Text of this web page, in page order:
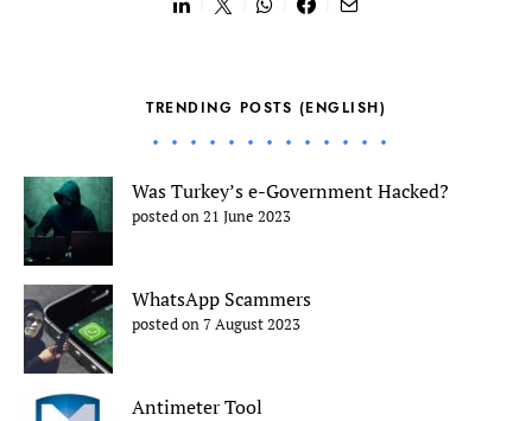
TRENDING POSTS (ENGLISH)
Was Turkey’s e-Government Hacked?
posted on 21 June 2023
WhatsApp Scammers
posted on 7 August 2023
Antimeter Tool